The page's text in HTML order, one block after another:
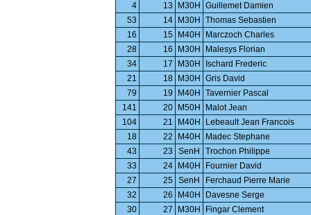
4
13 M30H
Guillemet Damien
53
14 M30H
Thomas Sebastien
16
15 M40H
Marczoch Charles
28
16 M30H
Malesys Florian
34
17 M30H
Ischard Frederic
21
18 M30H
Gris David
79
19 M40H
Tavernier Pascal
141
20 M50H
Malot Jean
104
21 M40H
Lebeault Jean Francois
18
22 M40H
Madec Stephane
43
23 SenH
Trochon Philippe
33
24 M40H
Fournier David
27
25 SenH
Ferchaud Pierre Marie
32
26 M40H
Davesne Serge
30
27 M30H
Fingar Clement